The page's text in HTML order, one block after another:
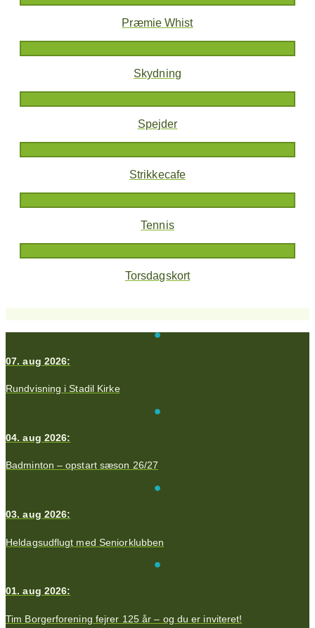
Præmie Whist
Skydning
Spejder
Strikkecafe
Tennis
Torsdagskort
07. aug 2026:
Rundvisning i Stadil Kirke
04. aug 2026:
Badminton – opstart sæson 26/27
03. aug 2026:
Heldagsudflugt med Seniorklubben
01. aug 2026:
Tim Borgerforening fejrer 125 år – og du er inviteret!